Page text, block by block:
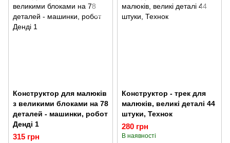
Конструктор для малюків
з великими блоками на 78
деталей - машинки, робот
Денді 1
315 грн
Конструктор - трек для
малюків, великі деталі 44
штуки, Технок
280 грн
В наявності